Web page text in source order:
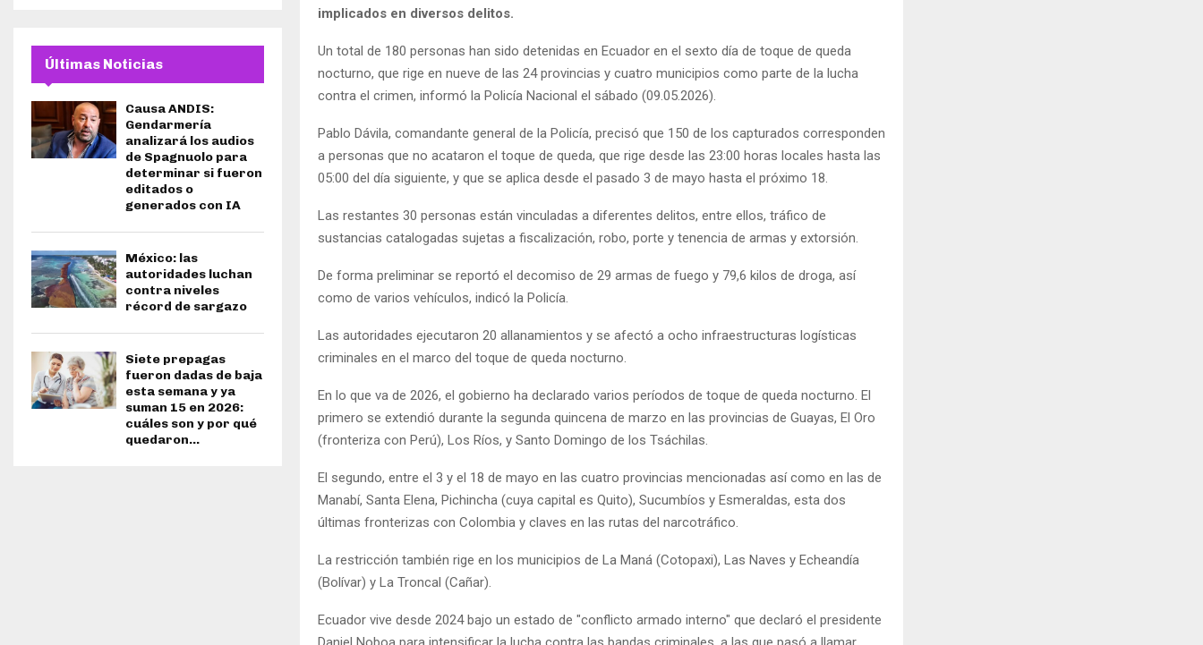
implicados en diversos delitos.
Un total de 180 personas han sido detenidas en Ecuador en el sexto día de toque de queda
nocturno, que rige en nueve de las 24 provincias y cuatro municipios como parte de la lucha
contra el crimen, informó la Policía Nacional el sábado (09.05.2026).
Pablo Dávila, comandante general de la Policía, precisó que 150 de los capturados corresponden
a personas que no acataron el toque de queda, que rige desde las 23:00 horas locales hasta las
05:00 del día siguiente, y que se aplica desde el pasado 3 de mayo hasta el próximo 18.
Las restantes 30 personas están vinculadas a diferentes delitos, entre ellos, tráfico de
sustancias catalogadas sujetas a fiscalización, robo, porte y tenencia de armas y extorsión.
De forma preliminar se reportó el decomiso de 29 armas de fuego y 79,6 kilos de droga, así
como de varios vehículos, indicó la Policía.
Las autoridades ejecutaron 20 allanamientos y se afectó a ocho infraestructuras logísticas
criminales en el marco del toque de queda nocturno.
En lo que va de 2026, el gobierno ha declarado varios períodos de toque de queda nocturno. El
primero se extendió durante la segunda quincena de marzo en las provincias de Guayas, El Oro
(fronteriza con Perú), Los Ríos, y Santo Domingo de los Tsáchilas.
El segundo, entre el 3 y el 18 de mayo en las cuatro provincias mencionadas así como en las de
Manabí, Santa Elena, Pichincha (cuya capital es Quito), Sucumbíos y Esmeraldas, esta dos
últimas fronterizas con Colombia y claves en las rutas del narcotráfico.
La restricción también rige en los municipios de La Maná (Cotopaxi), Las Naves y Echeandía
(Bolívar) y La Troncal (Cañar).
Ecuador vive desde 2024 bajo un estado de "conflicto armado interno" que declaró el presidente
Últimas Noticias
Causa ANDIS:
Gendarmería
analizará los audios
de Spagnuolo para
determinar si fueron
editados o
generados con IA
México: las
autoridades luchan
contra niveles
récord de sargazo
Siete prepagas
fueron dadas de baja
esta semana y ya
suman 15 en 2026:
cuáles son y por qué
quedaron...